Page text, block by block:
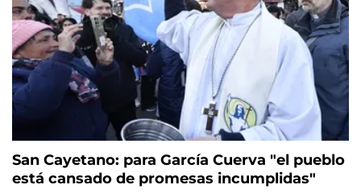
San Cayetano: para García Cuerva "el pueblo
está cansado de promesas incumplidas"